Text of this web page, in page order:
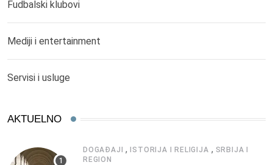
Fudbalski klubovi
Mediji i entertainment
Servisi i usluge
AKTUELNO
DOGAĐAJI , ISTORIJA I RELIGIJA , SRBIJA I
REGION